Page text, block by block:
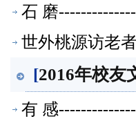
石 磨
世外桃源访老
[2016年校友
有 感